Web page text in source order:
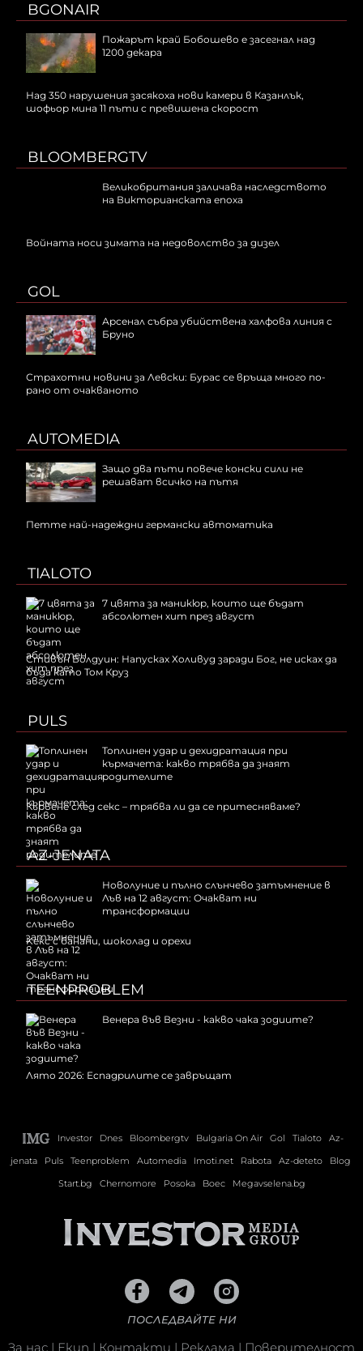
BGONAIR
Пожарът край Бобошево е засегнал над
1200 декара
Над 350 нарушения засякоха нови камери в Казанлък,
шофьор мина 11 пъти с превишена скорост
BLOOMBERGTV
Великобритания заличава наследството
на Викторианската епоха
Войната носи зимата на недоволство за дизел
GOL
Арсенал събра убийствена халфова линия с
Бруно
Страхотни новини за Левски: Бурас се връща много по-
рано от очакваното
AUTOMEDIA
Защо два пъти повече конски сили не
решават всичко на пътя
Петте най-надеждни германски автоматика
TIALOTO
7 цвята за маникюр, които ще бъдат
абсолютен хит през август
Стивън Болдуин: Напусках Холивуд заради Бог, не исках да
бъда като Том Круз
PULS
Топлинен удар и дехидратация при
кърмачета: какво трябва да знаят
родителите
Кървене след секс – трябва ли да се притесняваме?
AZ-JENATA
Новолуние и пълно слънчево затъмнение в
Лъв на 12 август: Очакват ни
трансформации
Kекс с банани, шоколад и орехи
TEENPROBLEM
Венера във Везни - какво чака зодиите?
Лято 2026: Еспадрилите се завръщат
Investor Dnes Bloombergtv Bulgaria On Air Gol Tialoto
Az-
jenata
Puls Teenproblem Automedia Imoti.net Rabota Az-deteto
Blog
Start.bg
Chernomore Posoka Boec Megavselena.bg
ПОСЛЕДВАЙТЕ НИ
За нас | Екип | Контакти | Реклама | Поверителност